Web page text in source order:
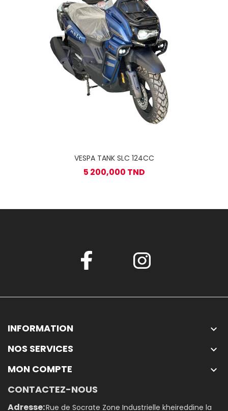
VESPA TANK SLC 124CC
5 200,000 TND
INFORMATION 
NOS SERVICES 
MON COMPTE 
CONTACTEZ-NOUS
Adresse:Rue de Socrate Zone Industrielle kheireddine la